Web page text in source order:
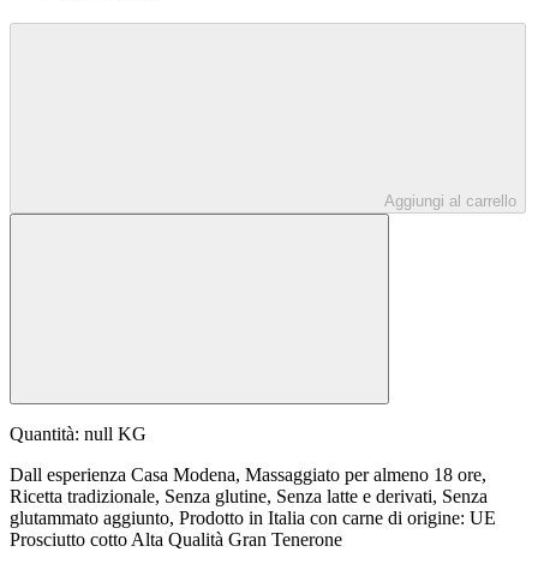
Aggiungi al carrello
Quantità: null KG
Dall esperienza Casa Modena, Massaggiato per almeno 18 ore,
Ricetta tradizionale, Senza glutine, Senza latte e derivati, Senza
glutammato aggiunto, Prodotto in Italia con carne di origine: UE
Prosciutto cotto Alta Qualità Gran Tenerone